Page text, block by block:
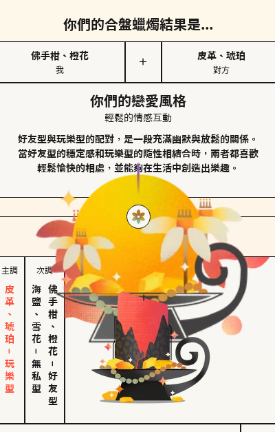
你們的合盤蠟燭結果是...
佛手柑、橙花
我
＋
皮革、琥珀
對方
你們的戀愛風格
輕鬆的情感互動
好友型與玩樂型的配對，是一段充滿幽默與放鬆的關係。
當好友型的穩定感和玩樂型的隨性相結合時，兩者都喜歡
輕鬆愉快的相處，並能夠在生活中創造出樂趣。
對方的主調蠟燭是...
主調
皮革、琥珀－玩樂型
次調
海鹽、雪花
－
無私型
佛手柑、橙花
－
好友型